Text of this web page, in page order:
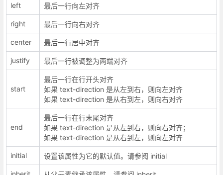
left 最后一行向左对齐
right 最后一行向右对齐
center 最后一行居中对齐
justify 最后一行被调整为两端对齐
start
最后一行在行开头对齐
如果 text-direction 是从左到右，则向左对齐
如果 text-direction 是从右到左，则向右对齐
end
最后一行在行末尾对齐
如果 text-direction 是从左到右，则向右对齐；
如果 text-direction 是从右到左，则向左对齐
initial 设置该属性为它的默认值。请参阅 initial